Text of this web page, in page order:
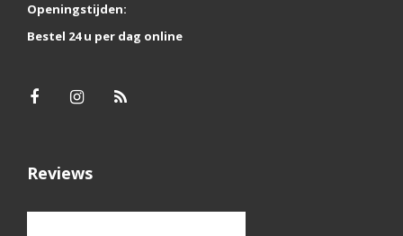
Openingstijden:
Bestel 24 u per dag online
Reviews